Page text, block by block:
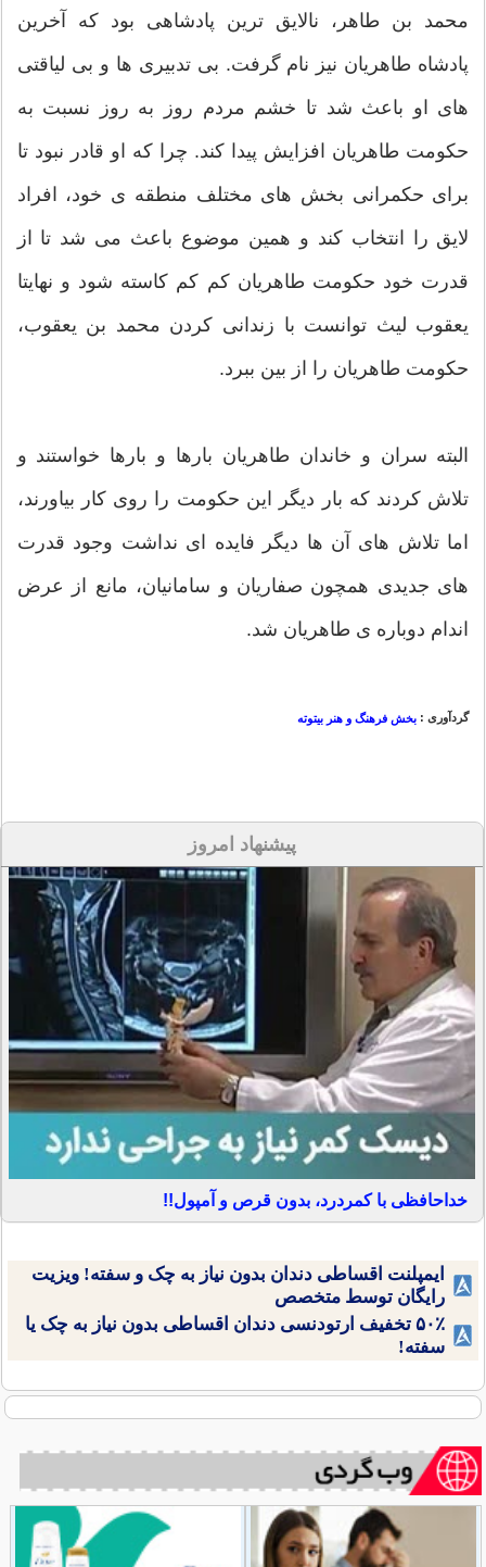
محمد بن طاهر، نالایق ترین پادشاهی بود که آخرین
پادشاه طاهریان نیز نام گرفت. بی تدبیری ها و بی لیاقتی
های او باعث شد تا خشم مردم روز به روز نسبت به
حکومت طاهریان افزایش پیدا کند. چرا که او قادر نبود تا
برای حکمرانی بخش های مختلف منطقه ی خود، افراد
لایق را انتخاب کند و همین موضوع باعث می شد تا از
قدرت خود حکومت طاهریان کم کم کاسته شود و نهایتا
یعقوب لیث توانست با زندانی کردن محمد بن یعقوب،
حکومت طاهریان را از بین ببرد.
البته سران و خاندان طاهریان بارها و بارها خواستند و
تلاش کردند که بار دیگر این حکومت را روی کار بیاورند،
اما تلاش های آن ها دیگر فایده ای نداشت وجود قدرت
های جدیدی همچون صفاریان و سامانیان، مانع از عرض
اندام دوباره ی طاهریان شد.
گردآوری : بخش فرهنگ و هنر بیتوته
پیشنهاد امروز
خداحافظی با کمردرد، بدون قرص و آمپول!!
ایمپلنت اقساطی دندان بدون نیاز به چک و سفته! ویزیت
رایگان توسط متخصص
۵۰٪ تخفیف ارتودنسی دندان اقساطی بدون نیاز به چک یا
سفته!